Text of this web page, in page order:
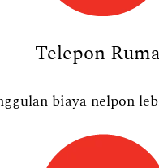
Telepon
biaya nelpon